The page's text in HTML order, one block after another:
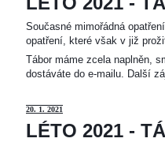
Současné mimořádná
opatření, které však v již
Tábor máme zcela naplněn,
dostáváte do e-mailu. Další
20. 1. 2021
LÉTO 2021 -